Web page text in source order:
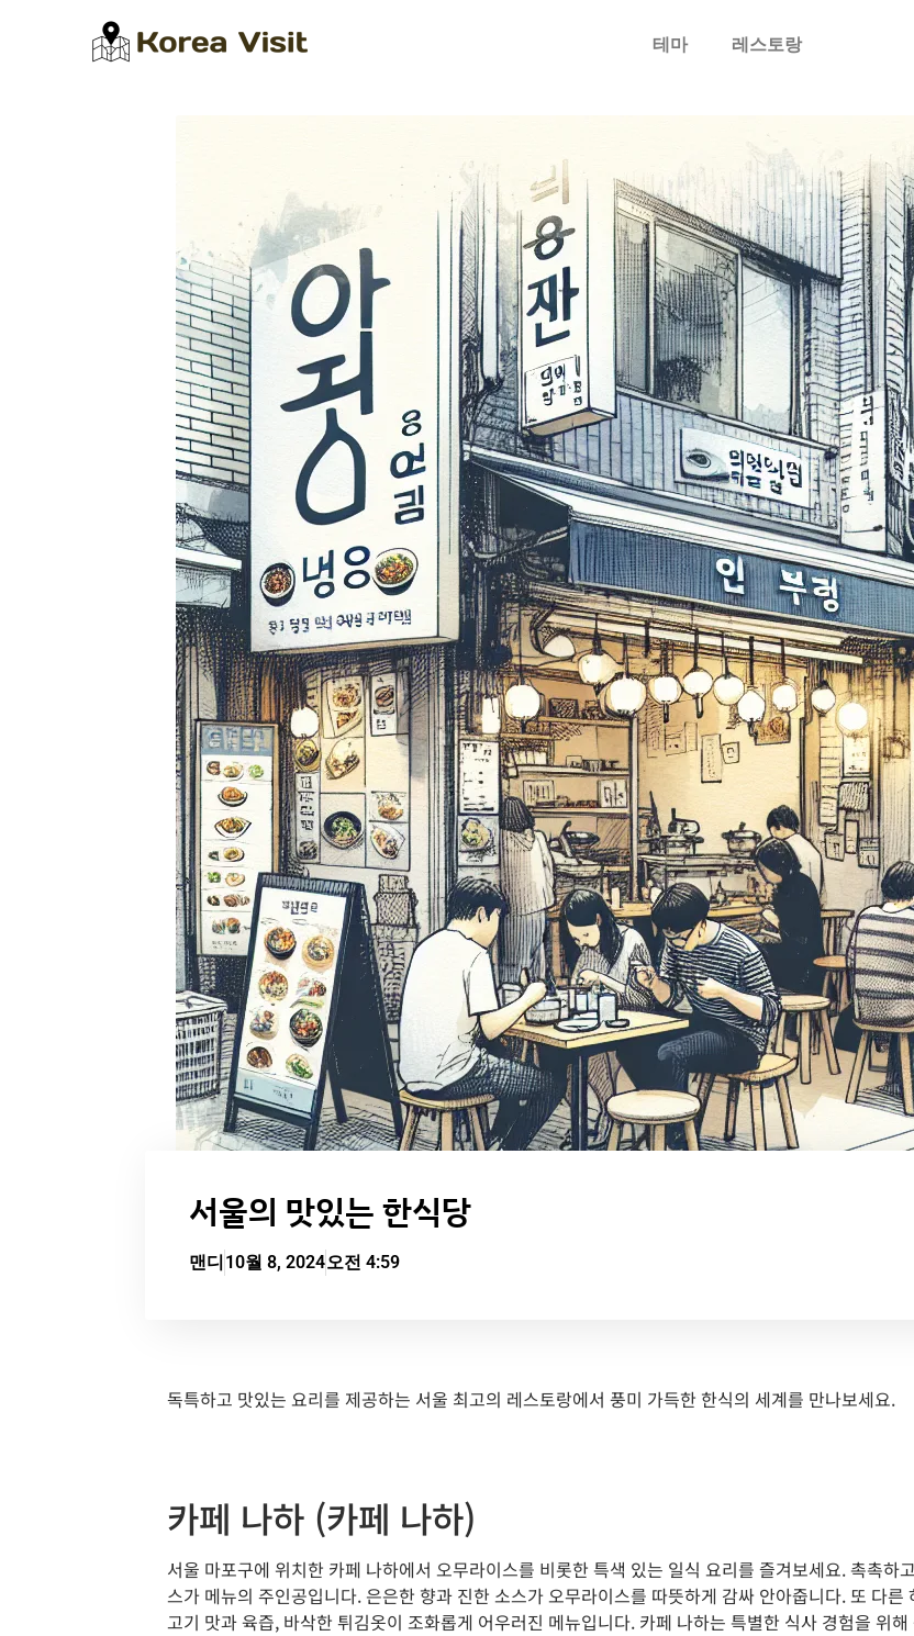
테마 레스토랑
서울의 맛있는 한식당
맨디 10월 8, 2024오전 4:59
독특하고 맛있는 요리를 제공하는 서울 최고의 레스토랑에서 풍미 가득한 한식의 세계를 만나보세요.
카페 나하 (카페 나하)
서울 마포구에 위치한 카페 나하에서 오무라이스를 비롯한 특색 있는 일식 요리를 즐겨보세요. 촉촉하
스가 메뉴의 주인공입니다. 은은한 향과 진한 소스가 오무라이스를 따뜻하게 감싸 안아줍니다. 또 다
고기 맛과 육즙, 바삭한 튀김옷이 조화롭게 어우러진 메뉴입니다. 카페 나하는 특별한 식사 경험을 위